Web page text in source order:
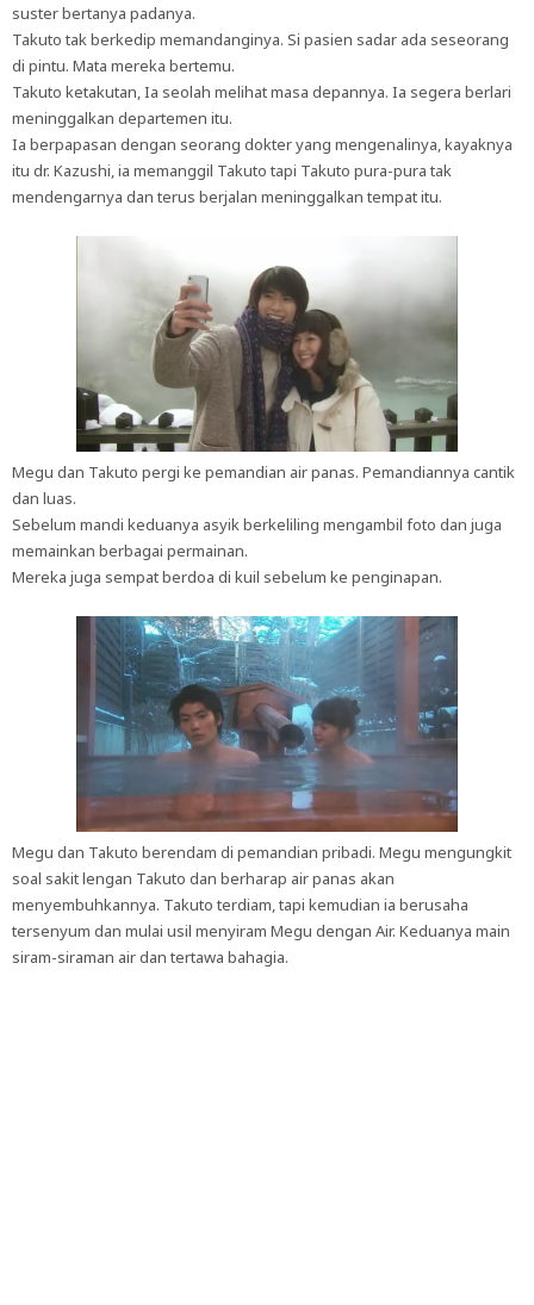
suster bertanya padanya.
Takuto tak berkedip memandanginya. Si pasien sadar ada seseorang
di pintu. Mata mereka bertemu.
Takuto ketakutan, Ia seolah melihat masa depannya. Ia segera berlari
meninggalkan departemen itu.
Ia berpapasan dengan seorang dokter yang mengenalinya, kayaknya
itu dr. Kazushi, ia memanggil Takuto tapi Takuto pura-pura tak
mendengarnya dan terus berjalan meninggalkan tempat itu.
Megu dan Takuto pergi ke pemandian air panas. Pemandiannya cantik
dan luas.
Sebelum mandi keduanya asyik berkeliling mengambil foto dan juga
memainkan berbagai permainan.
Mereka juga sempat berdoa di kuil sebelum ke penginapan.
Megu dan Takuto berendam di pemandian pribadi. Megu mengungkit
soal sakit lengan Takuto dan berharap air panas akan
menyembuhkannya. Takuto terdiam, tapi kemudian ia berusaha
tersenyum dan mulai usil menyiram Megu dengan Air. Keduanya main
siram-siraman air dan tertawa bahagia.